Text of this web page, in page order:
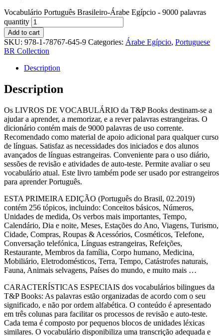
Vocabulário Português Brasileiro-Árabe Egípcio - 9000 palavras
quantity
Add to cart
SKU: 978-1-78767-645-9 Categories: Árabe Egípcio, Portuguese
BR Collection
Description
Description
Os LIVROS DE VOCABULÁRIO da T&P Books destinam-se a
ajudar a aprender, a memorizar, e a rever palavras estrangeiras. O
dicionário contém mais de 9000 palavras de uso corrente.
Recomendado como material de apoio adicional para qualquer curso
de línguas. Satisfaz as necessidades dos iniciados e dos alunos
avançados de línguas estrangeiras. Conveniente para o uso diário,
sessões de revisão e atividades de auto-teste. Permite avaliar o seu
vocabulário atual. Este livro também pode ser usado por estrangeiros
para aprender Português.
ESTA PRIMEIRA EDIÇÃO (Português do Brasil, 02.2019)
contém 256 tópicos, incluindo: Conceitos básicos, Números,
Unidades de medida, Os verbos mais importantes, Tempo,
Calendário, Dia e noite, Meses, Estações do Ano, Viagens, Turismo,
Cidade, Compras, Roupas & Acessórios, Cosméticos, Telefone,
Conversação telefónica, Línguas estrangeiras, Refeições,
Restaurante, Membros da família, Corpo humano, Medicina,
Mobiliário, Eletrodomésticos, Terra, Tempo, Catástrofes naturais,
Fauna, Animais selvagens, Países do mundo, e muito mais …
CARACTERÍSTICAS ESPECIAIS dos vocabulários bilingues da
T&P Books: As palavras estão organizadas de acordo com o seu
significado, e não por ordem alfabética. O conteúdo é apresentado
em três colunas para facilitar os processos de revisão e auto-teste.
Cada tema é composto por pequenos blocos de unidades léxicas
similares. O vocabulário disponibiliza uma transcrição adequada e